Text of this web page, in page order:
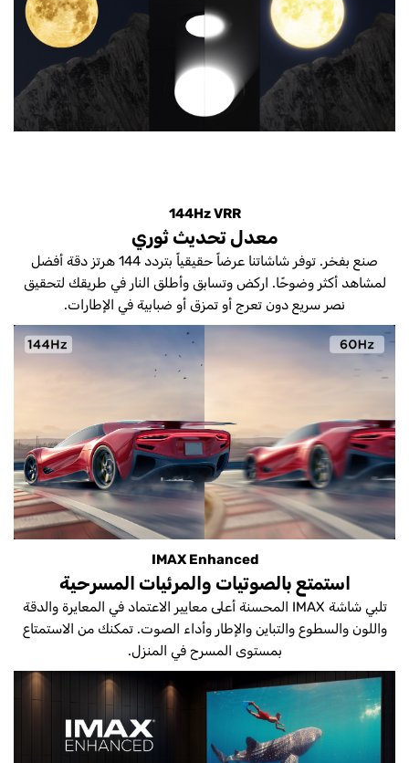
144Hz VRR
معدل تحديث ثوري
صنع بفخر. توفر شاشاتنا عرضاً حقيقياً بتردد 144 هرتز دقة أفضل
لمشاهد أكثر وضوحًا. اركض وتسابق وأطلق النار في طريقك لتحقيق
نصر سريع دون تعرج أو تمزق أو ضبابية في الإطارات.
IMAX Enhanced
استمتع بالصوتيات والمرئيات المسرحية
تلبي شاشة IMAX المحسنة أعلى معايير الاعتماد في المعايرة والدقة
واللون والسطوع والتباين والإطار وأداء الصوت. تمكنك من الاستمتاع
بمستوى المسرح في المنزل.